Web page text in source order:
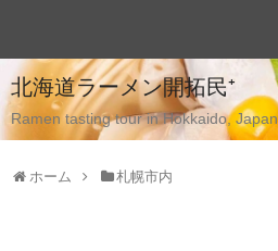
北海道ラーメン開拓民⁺
Ramen tasting tour in Hokkaido, Japan
ホーム 札幌市内